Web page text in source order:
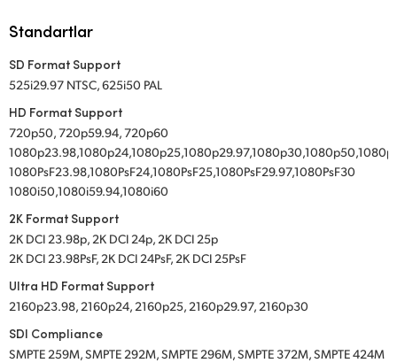
United States
Standartlar
SD Format Support
525i29.97 NTSC, 625i50 PAL
HD Format Support
720p50, 720p59.94, 720p60
1080PsF23.98,1080PsF24,1080PsF25,1080PsF29.97,1080PsF30
1080i50,1080i59.94,1080i60
2K Format Support
2K DCI 23.98p, 2K DCI 24p, 2K DCI 25p
2K DCI 23.98PsF, 2K DCI 24PsF, 2K DCI 25PsF
Ultra HD Format Support
2160p23.98, 2160p24, 2160p25, 2160p29.97, 2160p30
SDI Compliance
SMPTE 259M, SMPTE 292M, SMPTE 296M, SMPTE 372M, SMPTE 424M